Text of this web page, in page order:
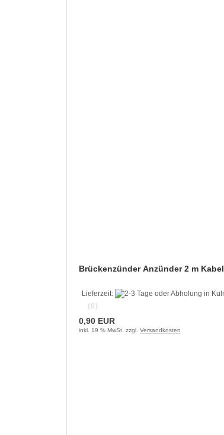
Brückenzünder Anzünder 2 m Kabel
Lieferzeit:
(0)
0,90 EUR
inkl. 19 % MwSt. zzgl. Versandkosten